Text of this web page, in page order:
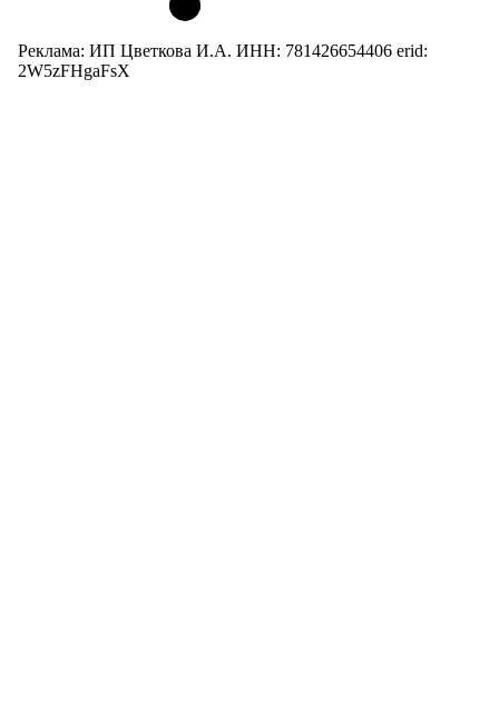
Реклама: ИП Цветкова И.А. ИНН: 781426654406 erid:
2W5zFHgaFsX